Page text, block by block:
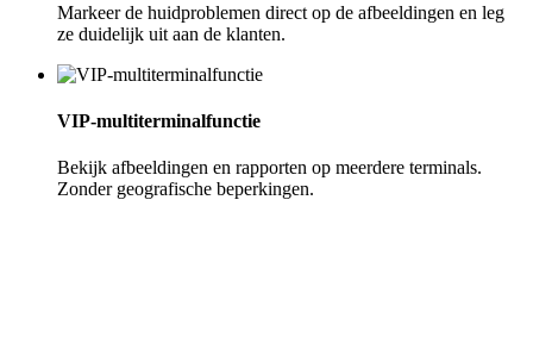
Markeer de huidproblemen direct op de afbeeldingen en leg
ze duidelijk uit aan de klanten.
VIP-multiterminalfunctie
Bekijk afbeeldingen en rapporten op meerdere terminals.
Zonder geografische beperkingen.